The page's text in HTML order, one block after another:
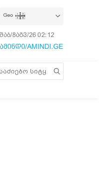
Geo
შაბ/8აგვ/26 02:12:27
ამინდი/AMINDI.GE